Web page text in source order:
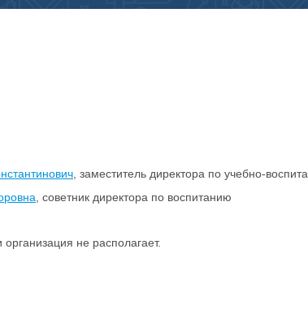
, заместитель директора по учебно-
, советник директора по воспитанию
не располагает.